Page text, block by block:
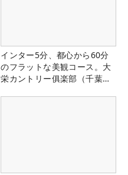
インター5分、都心から60分
のフラットな美観コース。大
栄カントリー俱楽部（千葉